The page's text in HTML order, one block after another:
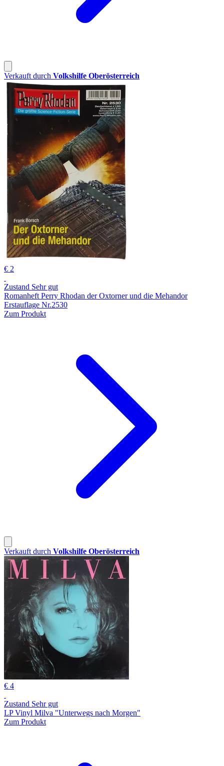
Verkauft durch Volkshilfe Oberösterreich
€ 2
Zustand Sehr gut
Romanheft Perry Rhodan der Oxtorner und die Mehandor
Erstauflage Nr.2530
Zum Produkt
Verkauft durch Volkshilfe Oberösterreich
€ 4
Zustand Sehr gut
LP Vinyl Milva "Unterwegs nach Morgen"
Zum Produkt